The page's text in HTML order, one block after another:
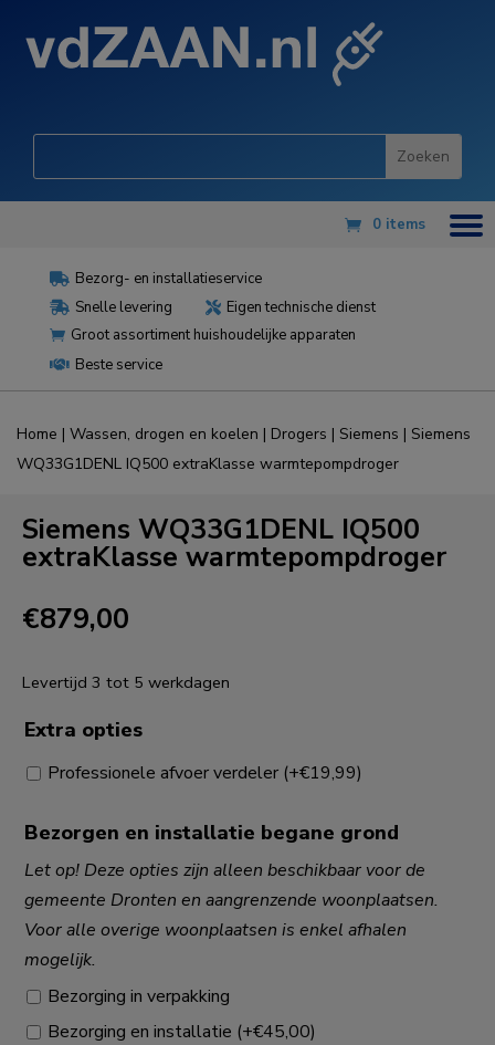
0 items
 Bezorg- en installatieservice
 Snelle levering  Eigen technische dienst
 Groot assortiment huishoudelijke apparaten
 Beste service
Home | Wassen, drogen en koelen | Drogers | Siemens | Siemens
WQ33G1DENL IQ500 extraKlasse warmtepompdroger
Siemens WQ33G1DENL IQ500
extraKlasse warmtepompdroger
€879,00
Levertijd 3 tot 5 werkdagen
Extra opties
Professionele afvoer verdeler (+€19,99)
Bezorgen en installatie begane grond
Let op! Deze opties zijn alleen beschikbaar voor de
gemeente Dronten en aangrenzende woonplaatsen.
Voor alle overige woonplaatsen is enkel afhalen
mogelijk.
Bezorging in verpakking
Bezorging en installatie (+€45,00)